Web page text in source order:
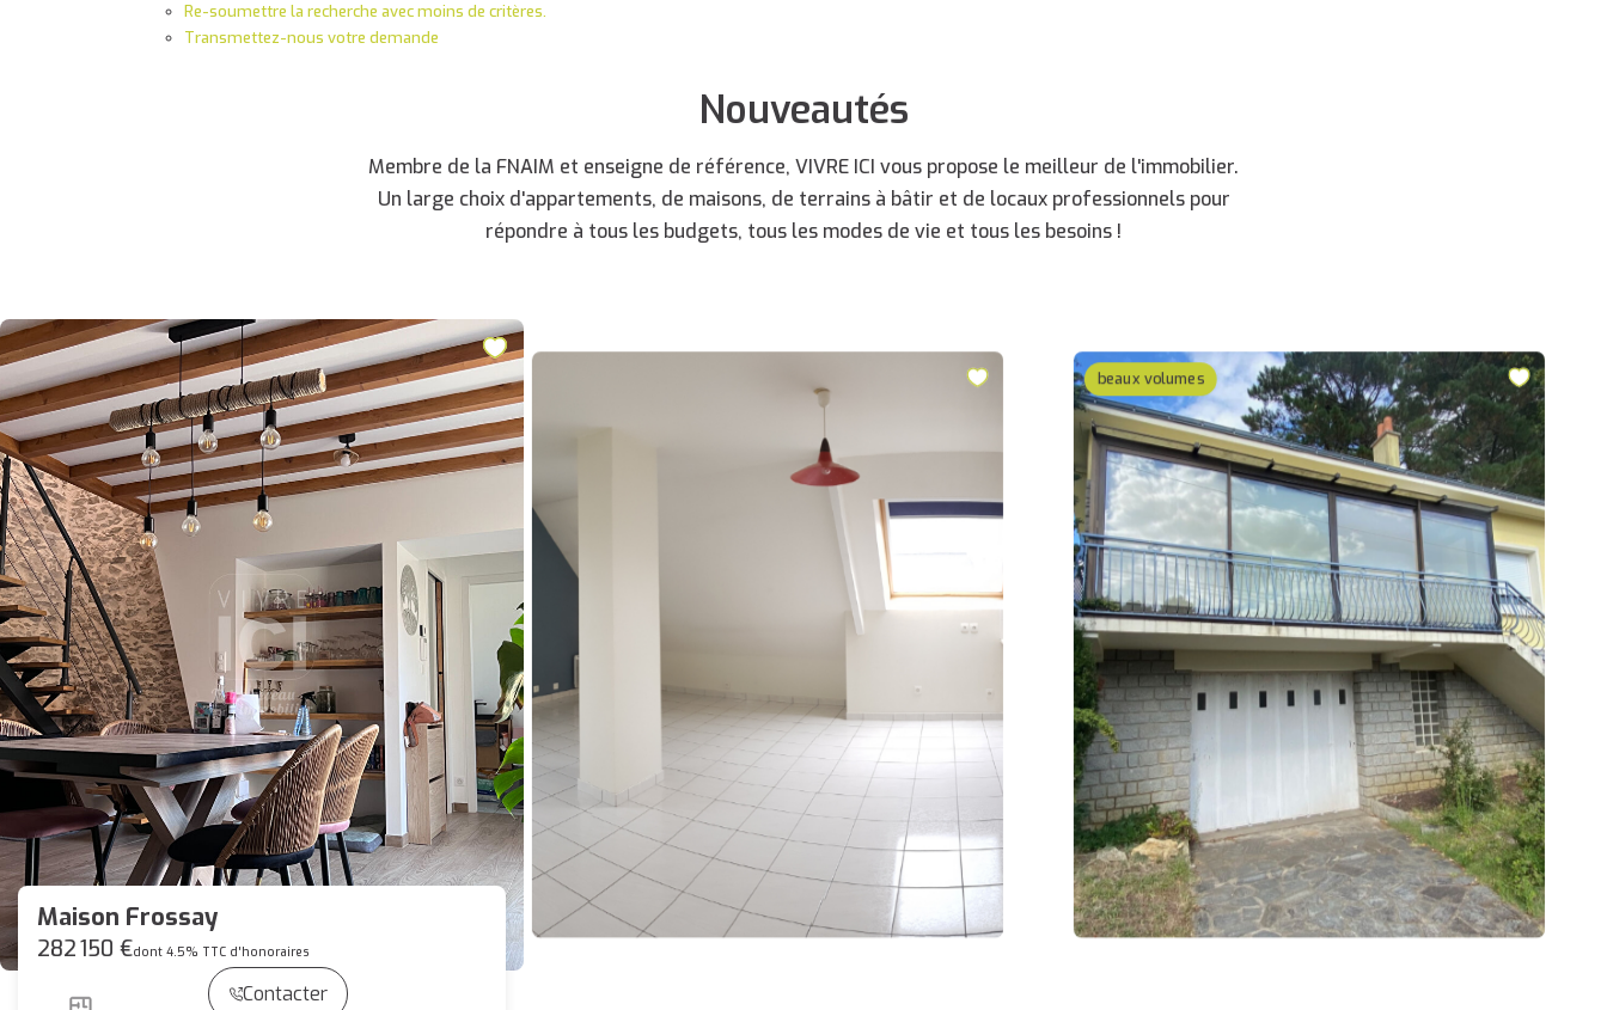
Re-soumettre la recherche avec moins de critères.
Transmettez-nous votre demande
Nouveautés
Membre de la FNAIM et enseigne de référence, VIVRE ICI vous propose le meilleur de l'immobilier.
Un large choix d'appartements, de maisons, de terrains à bâtir et de locaux professionnels pour
répondre à tous les budgets, tous les modes de vie et tous les besoins !
Maison Frossay
282 150 €dont 4.5% TTC d'honoraires
Contacter
beaux volumes